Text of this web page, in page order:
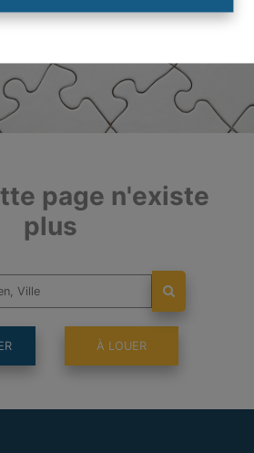
page n'existe
plus
À LOUER